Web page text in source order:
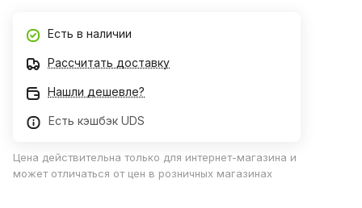
Есть в наличии
Рассчитать доставку
Нашли дешевле?
Есть кэшбэк UDS
Цена действительна только для интернет-магазина и
может отличаться от цен в розничных магазинах